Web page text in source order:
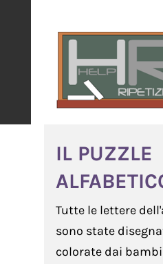
IL PUZZLE
Tutte le lettere
sono state
colorate dai